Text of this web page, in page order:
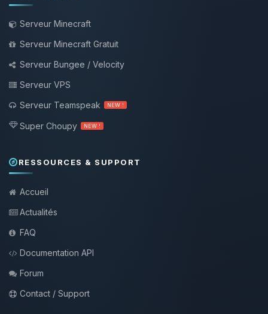
Serveur Minecraft
Serveur Minecraft Gratuit
Serveur Bungee / Velocity
Serveur VPS
Serveur Teamspeak
NEW !
Super Choupy NEW !
RESSOURCES & SUPPORT
Accueil
Actualités
FAQ
Documentation API
Forum
Contact / Support